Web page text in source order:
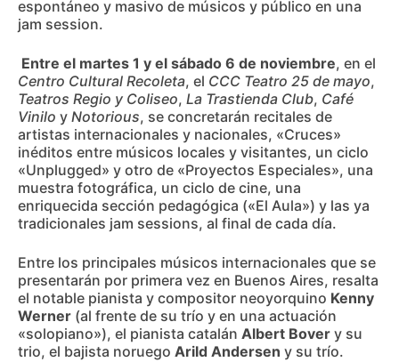
espontáneo y masivo de músicos y público en una
jam session.
Entre el martes 1 y el sábado 6 de noviembre, en el
Centro Cultural Recoleta, el CCC Teatro 25 de mayo,
Teatros Regio y Coliseo, La Trastienda Club, Café
Vinilo y Notorious, se concretarán recitales de
artistas internacionales y nacionales, «Cruces»
inéditos entre músicos locales y visitantes, un ciclo
«Unplugged» y otro de «Proyectos Especiales», una
muestra fotográfica, un ciclo de cine, una
enriquecida sección pedagógica («El Aula») y las ya
tradicionales jam sessions, al final de cada día.
Entre los principales músicos internacionales que se
presentarán por primera vez en Buenos Aires, resalta
el notable pianista y compositor neoyorquino Kenny
Werner (al frente de su trío y en una actuación
«solopiano»), el pianista catalán Albert Bover y su
trio, el bajista noruego Arild Andersen y su trío.